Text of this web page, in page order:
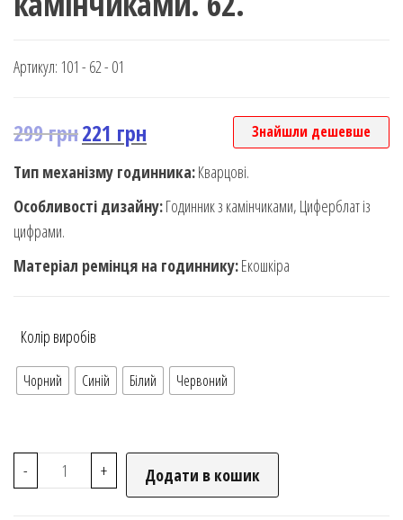
Артикул: 101 - 62 - 01
299грн221 грн Знайшли дешевше
Тип механізму годинника:Кварцові.
Особливості дизайну:Годинник з камінчиками, Циферблат із
цифрами.
Матеріал ремінця на годиннику:Екошкіра
Колір виробів
Чорний Синій Білий Червоний
- + Додати в кошик